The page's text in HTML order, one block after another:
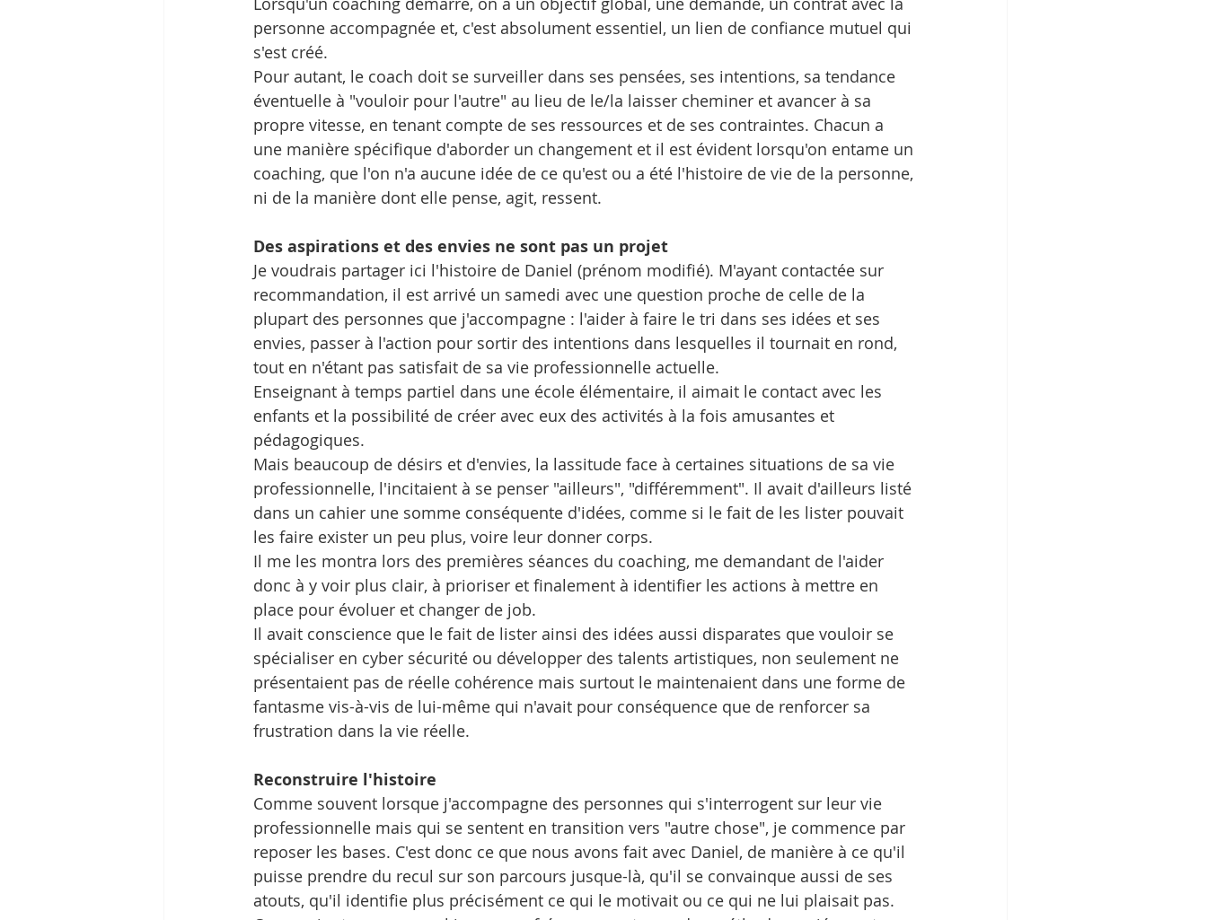
personne accompagnée et, c'est absolument essentiel, un lien de confiance mutuel qui
s'est créé.
Pour autant, le coach doit se surveiller dans ses pensées, ses intentions, sa tendance
éventuelle à "vouloir pour l'autre" au lieu de le/la laisser cheminer et avancer à sa
propre vitesse, en tenant compte de ses ressources et de ses contraintes. Chacun a
une manière spécifique d'aborder un changement et il est évident lorsqu'on entame un
coaching, que l'on n'a aucune idée de ce qu'est ou a été l'histoire de vie de la personne,
ni de la manière dont elle pense, agit, ressent.
Des aspirations et des envies ne sont pas un projet
Je voudrais partager ici l'histoire de Daniel (prénom modifié). M'ayant contactée sur
recommandation, il est arrivé un samedi avec une question proche de celle de la
plupart des personnes que j'accompagne : l'aider à faire le tri dans ses idées et ses
envies, passer à l'action pour sortir des intentions dans lesquelles il tournait en rond,
tout en n'étant pas satisfait de sa vie professionnelle actuelle.
Enseignant à temps partiel dans une école élémentaire, il aimait le contact avec les
enfants et la possibilité de créer avec eux des activités à la fois amusantes et
pédagogiques.
Mais beaucoup de désirs et d'envies, la lassitude face à certaines situations de sa vie
professionnelle, l'incitaient à se penser "ailleurs", "différemment". Il avait d'ailleurs listé
dans un cahier une somme conséquente d'idées, comme si le fait de les lister pouvait
les faire exister un peu plus, voire leur donner corps.
Il me les montra lors des premières séances du coaching, me demandant de l'aider
donc à y voir plus clair, à prioriser et finalement à identifier les actions à mettre en
place pour évoluer et changer de job.
Il avait conscience que le fait de lister ainsi des idées aussi disparates que vouloir se
spécialiser en cyber sécurité ou développer des talents artistiques, non seulement ne
présentaient pas de réelle cohérence mais surtout le maintenaient dans une forme de
fantasme vis-à-vis de lui-même qui n'avait pour conséquence que de renforcer sa
frustration dans la vie réelle.
Reconstruire l'histoire
Comme souvent lorsque j'accompagne des personnes qui s'interrogent sur leur vie
professionnelle mais qui se sentent en transition vers "autre chose", je commence par
reposer les bases. C'est donc ce que nous avons fait avec Daniel, de manière à ce qu'il
puisse prendre du recul sur son parcours jusque-là, qu'il se convainque aussi de ses
atouts, qu'il identifie plus précisément ce qui le motivait ou ce qui ne lui plaisait pas.